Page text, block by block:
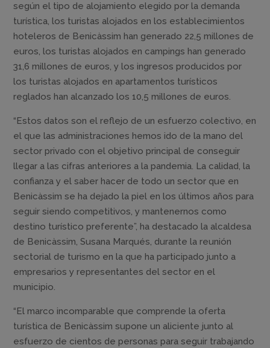
según el tipo de alojamiento elegido por la demanda
turística, los turistas alojados en los establecimientos
hoteleros de Benicàssim han generado 22,5 millones de
euros, los turistas alojados en campings han generado
31,6 millones de euros, y los ingresos producidos por
los turistas alojados en apartamentos turísticos
reglados han alcanzado los 10,5 millones de euros.
“Estos datos son el reflejo de un esfuerzo colectivo, en
el que las administraciones hemos ido de la mano del
sector privado con el objetivo principal de conseguir
llegar a las cifras anteriores a la pandemia. La calidad, la
confianza y el saber hacer de todo un sector que en
Benicàssim se ha dejado la piel en los últimos años para
seguir siendo competitivos, y mantenernos como
destino turístico preferente”, ha destacado la alcaldesa
de Benicàssim, Susana Marqués, durante la reunión
sectorial de turismo en la que ha participado junto a
empresarios y representantes del sector en el
municipio.
“El marco incomparable que comprende la oferta
turística de Benicàssim supone un aliciente junto al
esfuerzo de cientos de personas para seguir trabajando